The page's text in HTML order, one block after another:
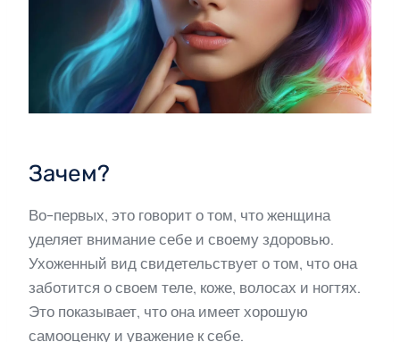
Зачем?
Во-первых, это говорит о том, что женщина
уделяет внимание себе и своему здоровью.
Ухоженный вид свидетельствует о том, что она
заботится о своем теле, коже, волосах и ногтях.
Это показывает, что она имеет хорошую
самооценку и уважение к себе.